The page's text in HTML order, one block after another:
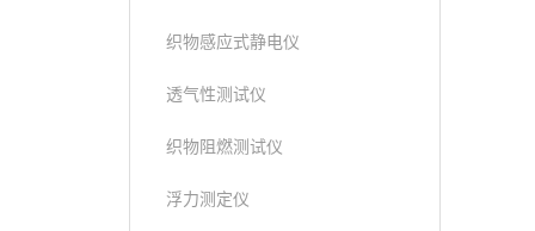
织物感应式静电仪
透气性测试仪
织物阻燃测试仪
浮力测定仪